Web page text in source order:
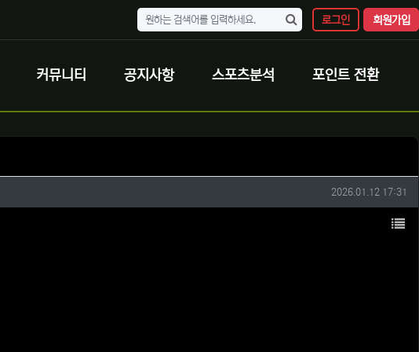
로그인 회원가입
커뮤니티 공지사항 스포츠분석 포인트 전환
작성일
2026.01.12 17:31
목